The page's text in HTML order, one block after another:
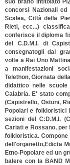
suo brano intitolato
concorsi Nazionali ed
Scalea, Città della
Rieti, ecc...)
conferisce il diploma
del C.D.M.I. di
consegnatogli dal
volte a Rai Uno
a manifestazioni
Telethon, Giornata
didattico nelle
Calabria. E' stato
(Capistrello, Ostuni,
Popolari e folkloristici
sezioni del C:D.M.I.
Cariati e Rossano,
folkloristica.
dell'organetto,Edicta
Etno-Popolare ed un
balere con la BAND